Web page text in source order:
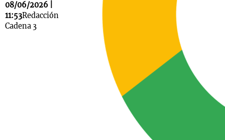
08/06/2026 |
11:53Redacción
Cadena 3